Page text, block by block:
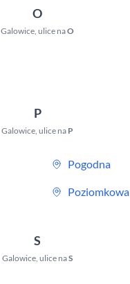
O
Galowice,ulice naO
P
Galowice,ulice na P
Pogodna
Poziomkowa
S
Galowice,ulice naS